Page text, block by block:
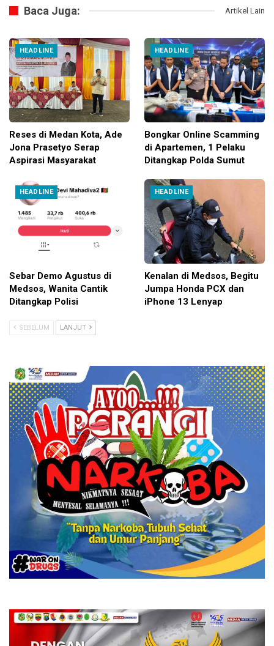
Baca Juga: Artikel Lain
HEADLINE
Reses di Medan Kota, Ade
Jona Prasetyo Serap
Aspirasi Masyarakat
HEADLINE
Bongkar Online Scamming
di Apartemen, 1 Pelaku
Ditangkap Polda Sumut
HEADLINE
Sebar Demo Agustus di
Medsos, Wanita Cantik
Ditangkap Polisi
HEADLINE
Kenalan di Medsos, Begitu
Jumpa Honda PCX dan
iPhone 13 Lenyap
SEBELUM LANJUT